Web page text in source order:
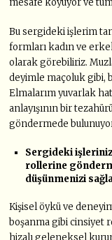
mesafe koyuyor ve
Bu sergideki işlerim
formları kadın ve
olarak görebiliriz.
deyimle maçoluk gibi,
Elmalarım yuvarlak
anlayışının bir
göndermede
Sergideki
rollerine
düşünmenizi
Kişisel öykü ve
boşanma gibi cinsiyet
hizalı geleneksel